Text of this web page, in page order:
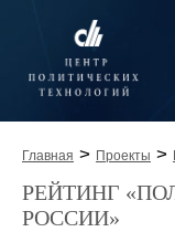
Главная > Проекты >
РЕЙТИНГ
РОССИИ»